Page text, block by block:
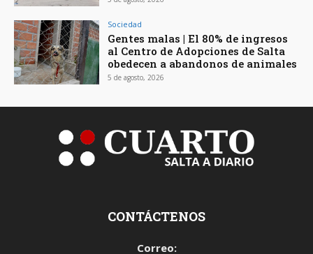
Sociedad
Gentes malas | El 80% de ingresos
al Centro de Adopciones de Salta
obedecen a abandonos de animales
5 de agosto, 2026
CONTÁCTENOS
Correo: